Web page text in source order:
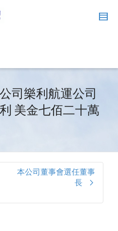
司樂利航運公司
美金七佰二十萬
本公司董事會選任董事
長